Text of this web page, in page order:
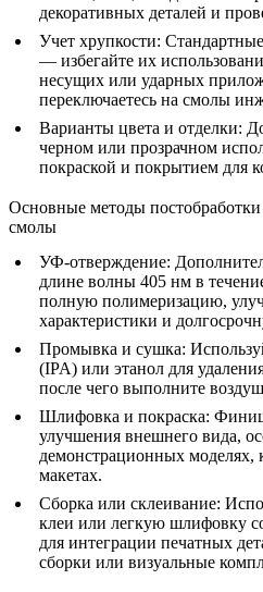
декоративных деталей и
Учет хрупкости:
— избегайте их
несущих или ударных
переключаетесь на смолы
Варианты цвета и отделки:
черном или прозрачном
покраской и покрытием для
Основные методы постобработки
смолы
УФ-отверждение:
длине волны 405 нм в
полную полимеризацию,
характеристики и
Промывка и сушка:
(IPA) или этанол для
после чего выполните
Шлифовка и покраска:
улучшения внешнего вида,
демонстрационных моделях,
макетах.
Сборка или склеивание:
клеи или легкую шлифовку
для интеграции печатных
сборки или визуальные